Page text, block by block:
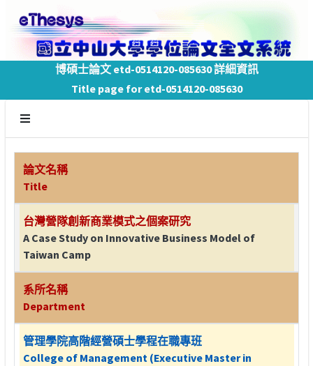
博碩士論文 etd-0514120-085630 詳細資訊
Title page for etd-0514120-085630
論文名稱
Title
台灣營隊創新商業模式之個案研究
A Case Study on Innovative Business Model of
Taiwan Camp
系所名稱
Department
管理學院高階經營碩士學程在職專班
College of Management (Executive Master in